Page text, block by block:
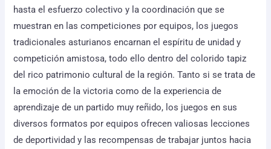
hasta el esfuerzo colectivo y la coordinación que se
muestran en las competiciones por equipos, los juegos
tradicionales asturianos encarnan el espíritu de unidad y
competición amistosa, todo ello dentro del colorido tapiz
del rico patrimonio cultural de la región. Tanto si se trata de
la emoción de la victoria como de la experiencia de
aprendizaje de un partido muy reñido, los juegos en sus
diversos formatos por equipos ofrecen valiosas lecciones
de deportividad y las recompensas de trabajar juntos hacia